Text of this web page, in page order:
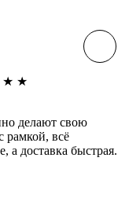
★ ★
делают свою
рамкой, всё
а доставка быстрая.